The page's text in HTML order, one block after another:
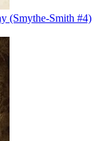
(Smythe-Smith #4)